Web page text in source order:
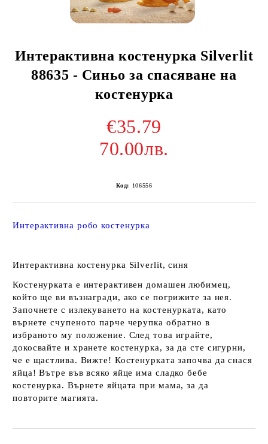
Интерактивна костенурка Silverlit
88635 - Синьо за спасяване на
костенурка
€35.79
70.00лв.
Код: 106556
Интерактивна робо костенурка
Интерактивна костенурка Silverlit, синя
Костенурката е интерактивен домашен любимец,
който ще ви възнагради, ако се погрижите за нея.
Започнете с излекуването на костенурката, като
върнете счупеното парче черупка обратно в
избраното му положение. След това играйте,
докосвайте и хранете костенурка, за да сте сигурни,
че е щастлива. Вижте! Костенурката започва да снася
яйца! Вътре във всяко яйце има сладко бебе
костенурка. Върнете яйцата при мама, за да
повторите магията.